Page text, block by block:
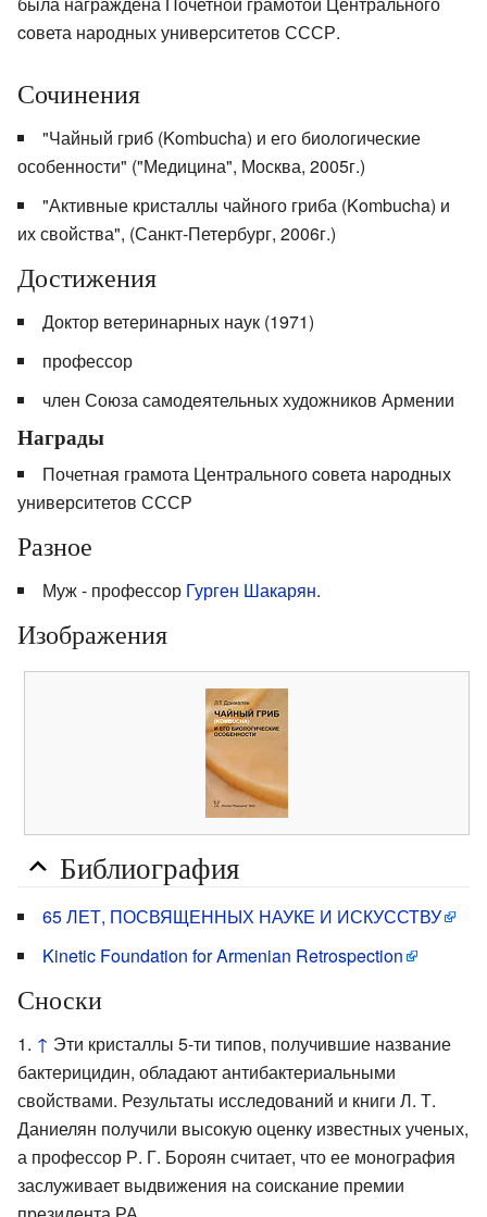
cовета народных университетов СССР.
Сочинения
"Чайный гриб (Kombucha) и его биологические
особенности" ("Медицина", Москва, 2005г.)
"Активные кристаллы чайного гриба (Kombucha) и
их свойства", (Санкт-Петербург, 2006г.)
Достижения
Доктор ветеринарных наук (1971)
профессор
член Союза самодеятельных художников Армении
Награды
Почетная грамота Центрального cовета народных
университетов СССР
Разное
Муж - профессор Гурген Шакарян.
Изображения
Библиография
65 ЛЕТ, ПОСВЯЩЕННЫХ НАУКЕ И ИСКУССТВУ
Kinetic Foundation for Armenian Retrospection
Сноски
↑ Эти кристаллы 5-ти типов, получившие название
бактерицидин, обладают антибактериальными
свойствами. Результаты исследований и книги Л. Т.
Даниелян получили высокую оценку известных ученых,
а профессор Р. Г. Бороян считает, что ее монография
заслуживает выдвижения на соискание премии